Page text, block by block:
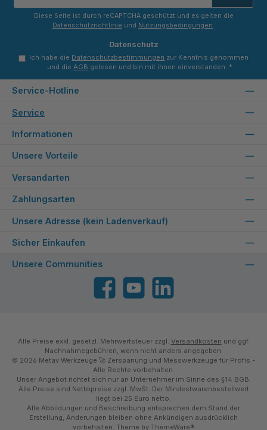
*
Diese Seite ist durch reCAPTCHA geschützt und es gelten die
Datenschutzrichtlinie und Nutzungsbedingungen.
Datenschutz
Ich habe die Datenschutzbestimmungen zur Kenntnis genommen
und die AGB gelesen und bin mit ihnen einverstanden. *
Service-Hotline
Service
Informationen
Unsere Vorteile
Versandarten
Zahlungsarten
Unsere Adresse (kein Ladenverkauf)
Sicher Einkaufen
Unsere Communities
FacebookYouTube
Alle Preise exkl. gesetzl. Mehrwertsteuer zzgl. Versandkosten und ggf.
Nachnahmegebühren, wenn nicht anders angegeben.
© 2026 Metav Werkzeuge 🚀 Zerspanung und Messwerkzeuge für Profis -
Alle Rechte vorbehalten.
Unser Angebot richtet sich nur an Unternehmer im Sinne des §14 BGB.
Alle Preise sind Nettopreise zzgl. MwSt. Der Mindestwarenbestellwert
liegt bei 25 Euro netto.
Alle Abbildungen und Beschreibung entsprechen dem Stand der
Erstellung, Änderungen bleiben ohne Ankündigen ausdrücklich
vorbehalten. Theme by ThemeWare®